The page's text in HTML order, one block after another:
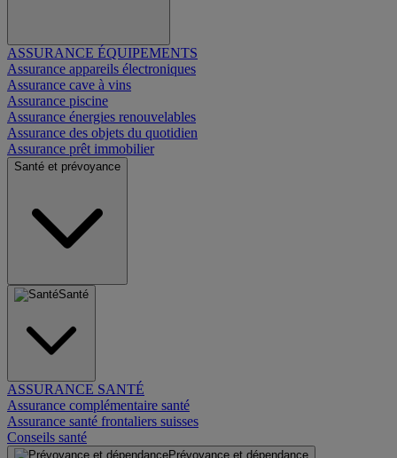
ASSURANCE ÉQUIPEMENTS
Assurance appareils électroniques
Assurance cave à vins
Assurance piscine
Assurance énergies renouvelables
Assurance des objets du quotidien
Assurance prêt immobilier
Santé et prévoyance
Santé
ASSURANCE SANTÉ
Assurance complémentaire santé
Assurance santé frontaliers suisses
Conseils santé
Prévoyance et dépendance